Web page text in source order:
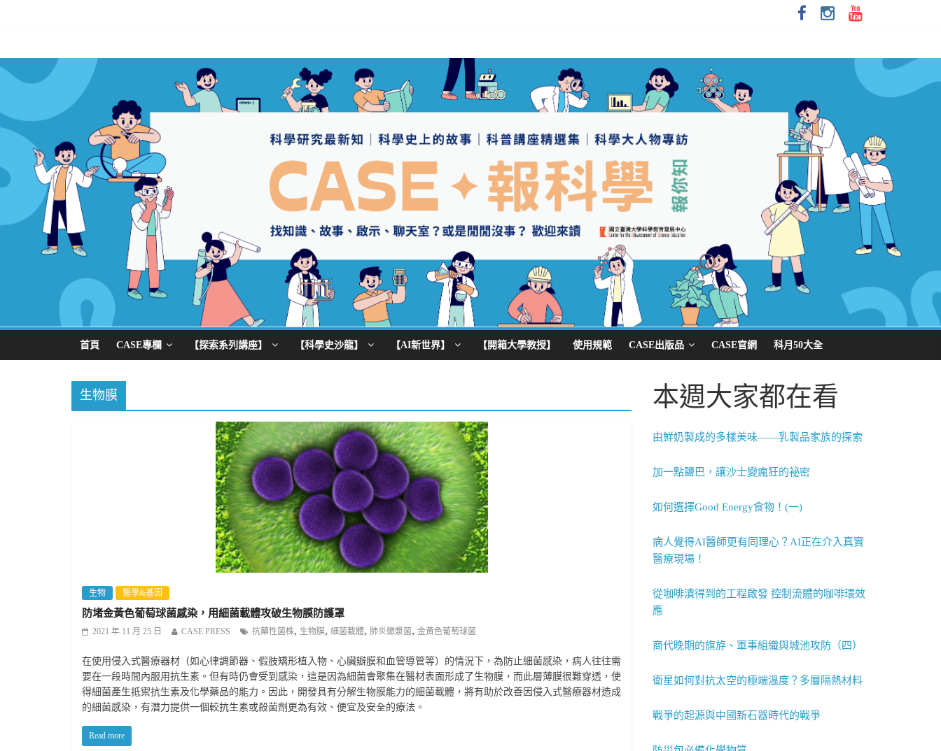
首頁 CASE專欄 【探索系列講座】 【科學史沙龍】 【AI新世界】 【開箱大學教授】 使用規範 CASE出版品 CASE官網 科月50大全
生物膜
生物 醫學&基因
防堵金黃色葡萄球菌感染，用細菌載體攻破生物膜防護罩
2021 年 11 月 25 日 CASE PRESS 抗藥性菌株, 生物膜, 細菌載體, 肺炎黴漿菌, 金黃色葡萄球菌
在使用侵入式醫療器材（如心律調節器、假肢矯形植入物、心臟瓣膜和血管導管等）的情況下，為防止細菌感染，病人往往需
要在一段時間內服用抗生素。但有時仍會受到感染，這是因為細菌會聚集在醫材表面形成了生物膜，而此層薄膜很難穿透，使
得細菌產生抵禦抗生素及化學藥品的能力。因此，開發具有分解生物膜能力的細菌載體，將有助於改善因侵入式醫療器材造成
的細菌感染，有潛力提供一個較抗生素或殺菌劑更為有效、便宜及安全的療法。
Read more
本週大家都在看
由鮮奶製成的多樣美味——乳製品家族的探索
加一點鹽巴，讓沙士變瘋狂的祕密
如何選擇Good Energy食物！(一)
病人覺得AI醫師更有同理心？AI正在介入真實
醫療現場！
從咖啡漬得到的工程啟發 控制流體的咖啡環效
應
商代晚期的旗斿、軍事組織與城池攻防（四）
衛星如何對抗太空的極端溫度？多層隔熱材料
戰爭的起源與中國新石器時代的戰爭